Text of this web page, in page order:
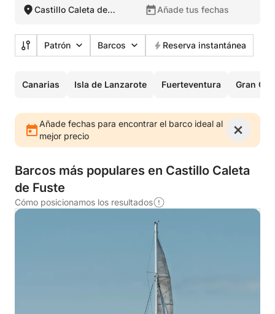
Castillo Caleta de
Añade tus fechas
Patrón Barcos Reserva instantánea
Canarias Isla de Lanzarote Fuerteventura Gran
Añade fechas para encontrar el barco ideal al
mejor precio
Barcos más populares en Castillo Caleta
de Fuste
Cómo posicionamos los resultados